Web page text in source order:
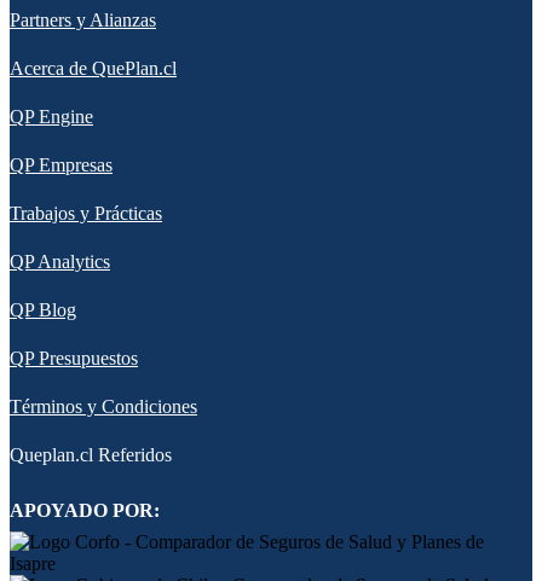
Partners y Alianzas
Acerca de QuePlan.cl
QP Engine
QP Empresas
Trabajos y Prácticas
QP Analytics
QP Blog
QP Presupuestos
Términos y Condiciones
Queplan.cl Referidos
APOYADO POR: